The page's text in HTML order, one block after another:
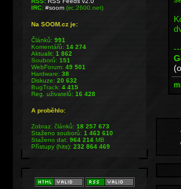
IRC: #soom(irc.2600.net)
Na SOOM.cz je:
Článků:991
Komentářů:14 274
Aktualit:1 862
Souborů:151
WebForum:49 501
Hardware:38
Diskuze:20 632
BugTrack:4 415
Reg. uživatelů:16 428
A proběhlo:
Zobraz. článků:18 257 673
Staženo souborů:1 463 610
Staženo dat:964 214MB
Přístupy (hits):232 864 469